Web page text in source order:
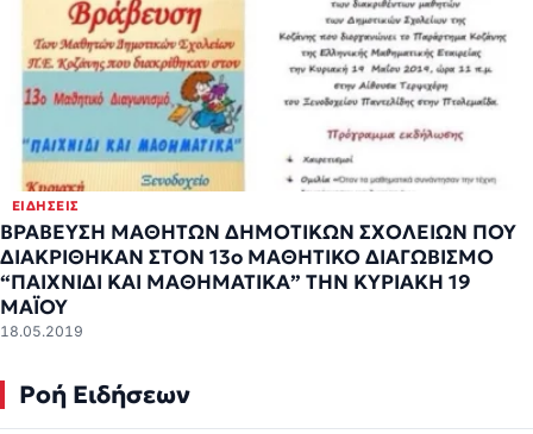
ΕΙΔΉΣΕΙΣ
ΒΡΑΒΕΥΣΗ ΜΑΘΗΤΩΝ ΔΗΜΟΤΙΚΩΝ ΣΧΟΛΕΙΩΝ ΠΟΥ
ΔΙΑΚΡΙΘΗΚΑΝ ΣΤΟΝ 13ο ΜΑΘΗΤΙΚΟ ΔΙΑΓΩΒΙΣΜΟ
“ΠΑΙΧΝΙΔΙ ΚΑΙ ΜΑΘΗΜΑΤΙΚΑ” ΤΗΝ ΚΥΡΙΑΚΗ 19
ΜΑΪΟΥ
18.05.2019
Ροή Ειδήσεων